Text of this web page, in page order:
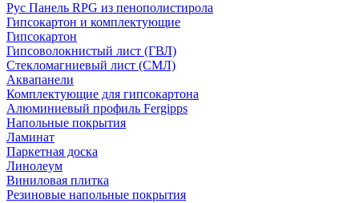
Рус Панель RPG из пенополистирола
Гипсокартон и комплектующие
Гипсокартон
Гипсоволокнистый лист (ГВЛ)
Стекломагниевый лист (СМЛ)
Аквапанели
Комплектующие для гипсокартона
Алюминиевый профиль Fergipps
Напольные покрытия
Ламинат
Паркетная доска
Линолеум
Виниловая плитка
Резиновые напольные покрытия